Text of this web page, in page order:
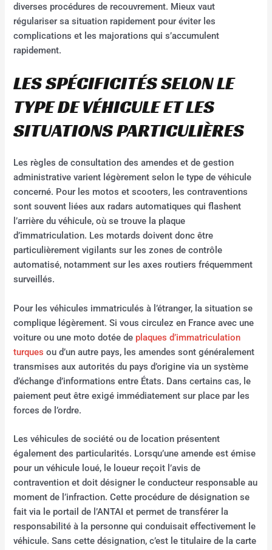
diverses procédures de recouvrement. Mieux vaut
régulariser sa situation rapidement pour éviter les
complications et les majorations qui s’accumulent
rapidement.
LES SPÉCIFICITÉS SELON LE
TYPE DE VÉHICULE ET LES
SITUATIONS PARTICULIÈRES
Les règles de consultation des amendes et de gestion
administrative varient légèrement selon le type de véhicule
concerné. Pour les motos et scooters, les contraventions
sont souvent liées aux radars automatiques qui flashent
l’arrière du véhicule, où se trouve la plaque
d’immatriculation. Les motards doivent donc être
particulièrement vigilants sur les zones de contrôle
automatisé, notamment sur les axes routiers fréquemment
surveillés.
Pour les véhicules immatriculés à l’étranger, la situation se
complique légèrement. Si vous circulez en France avec une
voiture ou une moto dotée de plaques d’immatriculation
turques ou d’un autre pays, les amendes sont généralement
transmises aux autorités du pays d’origine via un système
d’échange d’informations entre États. Dans certains cas, le
paiement peut être exigé immédiatement sur place par les
forces de l’ordre.
Les véhicules de société ou de location présentent
également des particularités. Lorsqu’une amende est émise
pour un véhicule loué, le loueur reçoit l’avis de
contravention et doit désigner le conducteur responsable au
moment de l’infraction. Cette procédure de désignation se
fait via le portail de l’ANTAI et permet de transférer la
responsabilité à la personne qui conduisait effectivement le
véhicule. Sans cette désignation, c’est le titulaire de la carte